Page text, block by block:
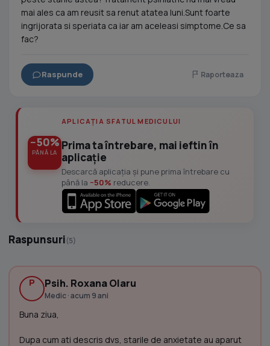
mai ales ca am reusit sa renut atatea luni.Sunt foarte
ingrijorata si speriata ca iar am aceleasi simptome.Ce sa
fac?
Raspunde Raporteaza
−50%
PÂNĂ LA
APLICAȚIA SFATUL MEDICULUI
Prima ta întrebare, mai ieftin în
aplicație
Descarcă aplicația și pune prima întrebare cu
până la −50% reducere.
Raspunsuri(5)
P Psih. Roxana Olaru
Medic · acum 9 ani
Buna ziua,
Dupa cum ati descris dvs, starile de anxietate au aparut